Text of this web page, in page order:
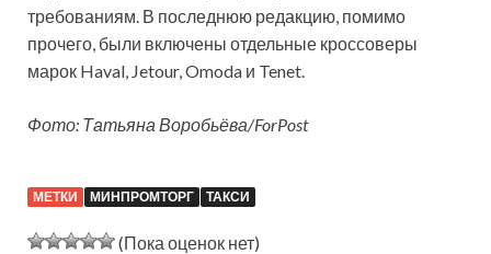
требованиям. В последнюю редакцию, помимо
прочего, были включены отдельные кроссоверы
марок Haval, Jetour, Omoda и Tenet.
Фото: Татьяна Воробьёва/ForPost
МЕТКИ МИНПРОМТОРГ ТАКСИ
(Пока оценок нет)